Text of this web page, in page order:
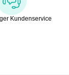
Kundenservice